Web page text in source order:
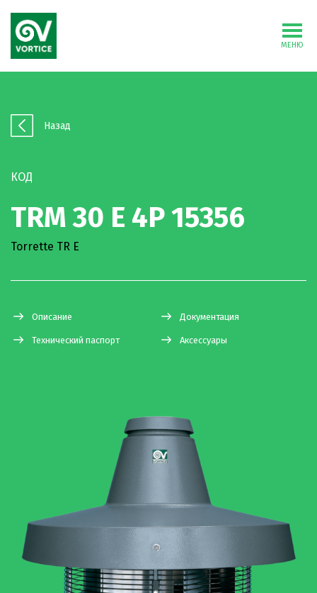
МЕНЮ
Назад
КОД
TRM 30 E 4P 15356
Torrette TR E
Описание Документация
Технический паспорт Аксессуары